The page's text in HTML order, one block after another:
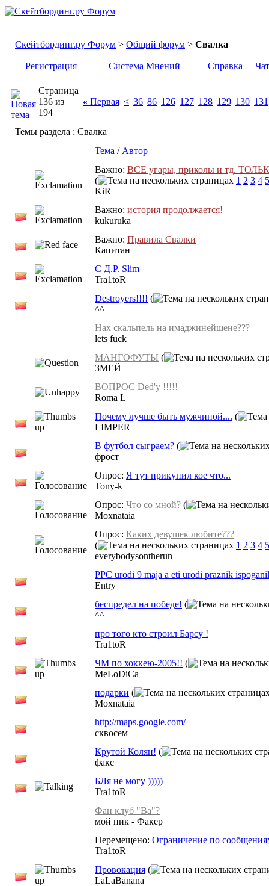
Скейтбординг.ру Форум > Общий форум > Свалка
Регистрация Система Мнений Справка Чат
Страница
136 из
194
« Первая < 36 86 126 127 128 129 130 131
Темы раздела : Свалка
Тема / Автор
Важно: ВСЕ угары, приколы и тд.
(
1 2 3 4 5
KiR
Важно: история продолжается!
kukuruka
Важно: Правила Свалки
Капитан
С Д.Р. Slim
Tra1toR
Destroyers!!!! (
^^
Нах скальпель на имаджинейшене???
lets fuck
МАНГОФУТЫ (
ЗМЕЙ
ВОПРОС Ded'у !!!!!
Roma L
Почему лучше быть мужчиной.... (
LIMPER
В футбол сыграем? (
фрост
Опрос: Я тут прикупил кое что...
Tony-k
Опрос: Что со мной? (
Moxnataia
Опрос: Каких девушек любите???
(
1 2 3 4 5
everybodysontherun
PPC urodi 9 maja a eti urodi praznik
Entry
беспредел на победе! (
^^
про того кто строил Барсу !
Tra1toR
ЧМ по хоккею-2005!! (
MeLoDiCa
подарки (
Moxnataia
http://maps.google.com/
сквосем
Крутой Колян! (
факс
БЛя не могу )))))
Tra1toR
Фан клуб "Ва"?
мой ник - Факер
Перемещено: Ограничение по
Tra1toR
Провокация (
LaLaBanana